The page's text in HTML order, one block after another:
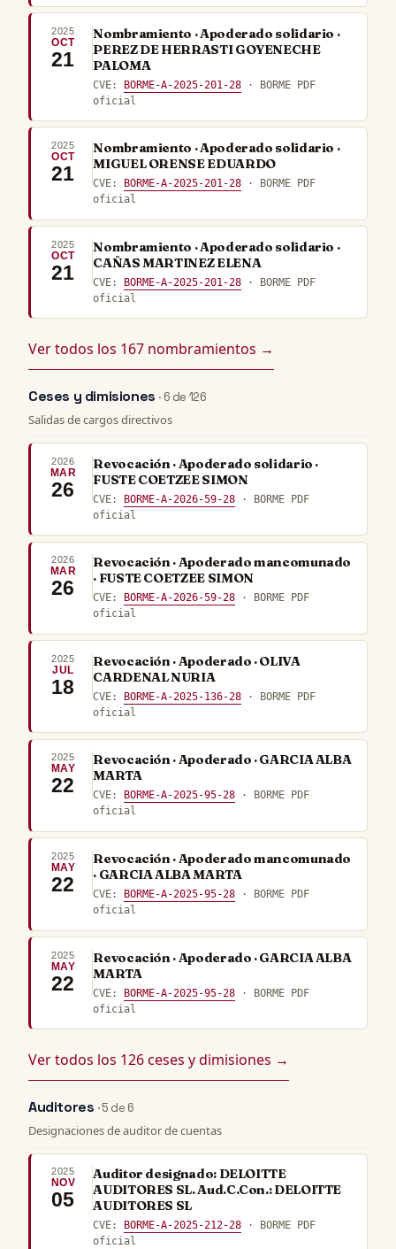
2025
OCT
21
Nombramiento · Apoderado solidario ·
PEREZ DE HERRASTI GOYENECHE
PALOMA
CVE: BORME-A-2025-201-28 · BORME PDF
oficial
2025
OCT
21
Nombramiento · Apoderado solidario ·
MIGUEL ORENSE EDUARDO
CVE: BORME-A-2025-201-28 · BORME PDF
oficial
2025
OCT
21
Nombramiento · Apoderado solidario ·
CAÑAS MARTINEZ ELENA
CVE: BORME-A-2025-201-28 · BORME PDF
oficial
Ver todos los 167 nombramientos →
Ceses y dimisiones · 6 de 126
Salidas de cargos directivos
2026
MAR
26
Revocación · Apoderado solidario ·
FUSTE COETZEE SIMON
CVE: BORME-A-2026-59-28 · BORME PDF
oficial
2026
MAR
26
Revocación · Apoderado mancomunado
· FUSTE COETZEE SIMON
CVE: BORME-A-2026-59-28 · BORME PDF
oficial
2025
JUL
18
Revocación · Apoderado · OLIVA
CARDENAL NURIA
CVE: BORME-A-2025-136-28 · BORME PDF
oficial
2025
MAY
22
Revocación · Apoderado · GARCIA ALBA
MARTA
CVE: BORME-A-2025-95-28 · BORME PDF
oficial
2025
MAY
22
Revocación · Apoderado mancomunado
· GARCIA ALBA MARTA
CVE: BORME-A-2025-95-28 · BORME PDF
oficial
2025
MAY
22
Revocación · Apoderado · GARCIA ALBA
MARTA
CVE: BORME-A-2025-95-28 · BORME PDF
oficial
Ver todos los 126 ceses y dimisiones →
Auditores · 5 de 6
Designaciones de auditor de cuentas
2025
NOV
05
Auditor designado: DELOITTE
AUDITORES SL. Aud.C.Con.: DELOITTE
AUDITORES SL
CVE: BORME-A-2025-212-28 · BORME PDF
oficial